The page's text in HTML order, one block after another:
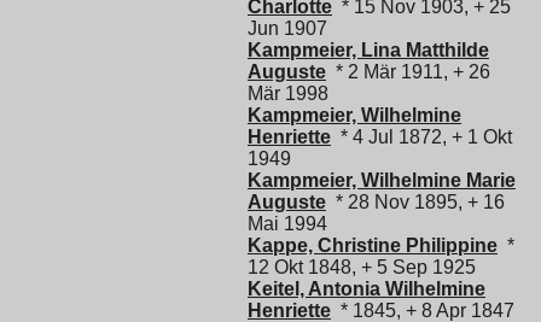
Charlotte * 15 Nov 1903, + 25
Jun 1907
Kampmeier, Lina Matthilde
Auguste * 2 Mär 1911, + 26
Mär 1998
Kampmeier, Wilhelmine
Henriette * 4 Jul 1872, + 1 Okt
1949
Kampmeier, Wilhelmine Marie
Auguste * 28 Nov 1895, + 16
Mai 1994
Kappe, Christine Philippine *
12 Okt 1848, + 5 Sep 1925
Keitel, Antonia Wilhelmine
Henriette * 1845, + 8 Apr 1847